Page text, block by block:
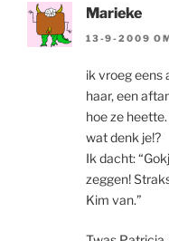
Marieke
13-9-2009
ik vroeg eens
haar, een
hoe ze
wat denk je!?
Ik dacht:
zeggen!
Kim van.”